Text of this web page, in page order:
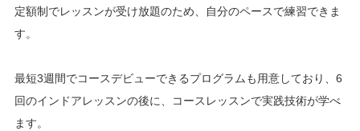
定額制でレッスンが受け放題のため、自分のペースで練習できま
す。
最短3週間でコースデビューできるプログラムも用意しており、6
回のインドアレッスンの後に、コースレッスンで実践技術が学べ
ます。